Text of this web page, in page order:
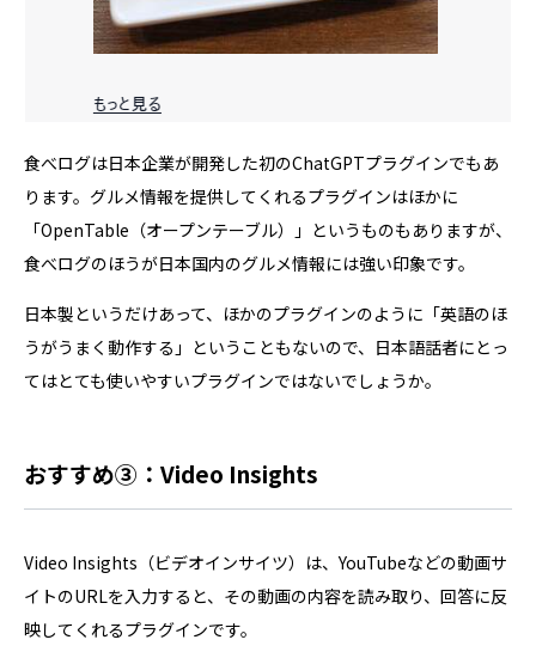
食べログは日本企業が開発した初のChatGPTプラグインでもあ
ります。グルメ情報を提供してくれるプラグインはほかに
「OpenTable（オープンテーブル）」というものもありますが、
食べログのほうが日本国内のグルメ情報には強い印象です。
日本製というだけあって、ほかのプラグインのように「英語のほ
うがうまく動作する」ということもないので、日本語話者にとっ
てはとても使いやすいプラグインではないでしょうか。
おすすめ③：Video Insights
Video Insights（ビデオインサイツ）は、YouTubeなどの動画サ
イトのURLを入力すると、その動画の内容を読み取り、回答に反
映してくれるプラグインです。